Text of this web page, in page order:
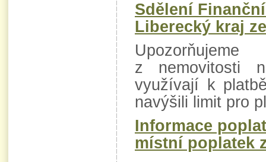
Sdělení
Liberecký kraj
z nemovitosti
využívají k
navýšili limit pro
Informace
místní poplatek